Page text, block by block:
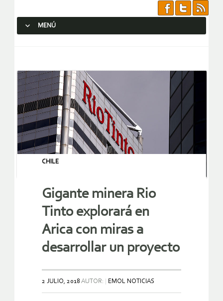
MENÚ
CHILE
Gigante minera Rio
Tinto explorará en
Arica con miras a
desarrollar un proyecto
2 JULIO, 2018 AUTOR: EMOL NOTICIAS